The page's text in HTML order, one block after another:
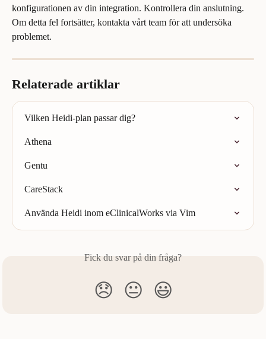
konfigurationen av din integration. Kontrollera din anslutning.
Om detta fel fortsätter, kontakta vårt team för att undersöka
problemet.
Relaterade artiklar
Vilken Heidi-plan passar dig?
Athena
Gentu
CareStack
Använda Heidi inom eClinicalWorks via Vim
Fick du svar på din fråga?
😞 😐 😃